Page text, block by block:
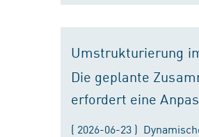
Umstrukturierung
Die geplante
erfordert eine
( 2026-06-23 )